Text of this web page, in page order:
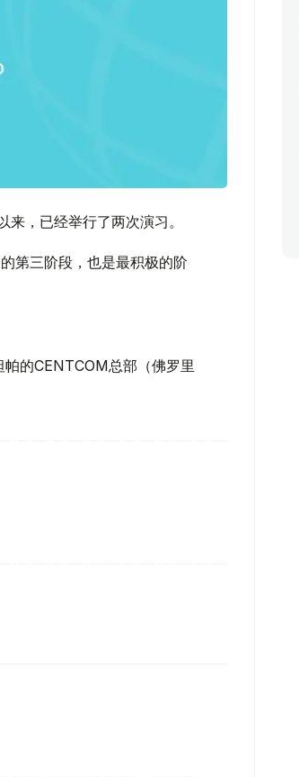
，已经举行了两次演习。
第三阶段，也是最积极的阶
的CENTCOM总部（佛罗里